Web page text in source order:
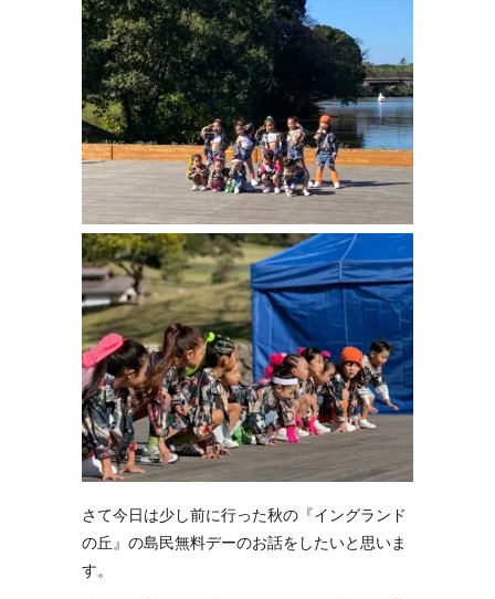
さて今日は少し前に行った秋の『イングランド
の丘』の島民無料デーのお話をしたいと思いま
す。